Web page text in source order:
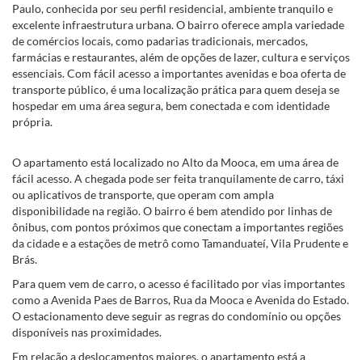
Paulo, conhecida por seu perfil residencial, ambiente tranquilo e
excelente infraestrutura urbana. O bairro oferece ampla variedade
de comércios locais, como padarias tradicionais, mercados,
farmácias e restaurantes, além de opções de lazer, cultura e serviços
essenciais. Com fácil acesso a importantes avenidas e boa oferta de
transporte público, é uma localização prática para quem deseja se
hospedar em uma área segura, bem conectada e com identidade
própria.
O apartamento está localizado no Alto da Mooca, em uma área de
fácil acesso. A chegada pode ser feita tranquilamente de carro, táxi
ou aplicativos de transporte, que operam com ampla
disponibilidade na região. O bairro é bem atendido por linhas de
ônibus, com pontos próximos que conectam a importantes regiões
da cidade e a estações de metrô como Tamanduateí, Vila Prudente e
Brás.
Para quem vem de carro, o acesso é facilitado por vias importantes
como a Avenida Paes de Barros, Rua da Mooca e Avenida do Estado.
O estacionamento deve seguir as regras do condomínio ou opções
disponíveis nas proximidades.
Em relação a deslocamentos maiores, o apartamento está a